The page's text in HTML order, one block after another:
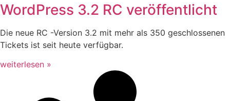
WordPress 3.2 RC veröffentlicht
Die neue RC -Version 3.2 mit mehr als 350 geschlossenen
Tickets ist seit heute verfügbar.
weiterlesen »